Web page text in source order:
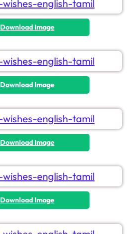
Download Image
Download Image
Download Image
Download Image